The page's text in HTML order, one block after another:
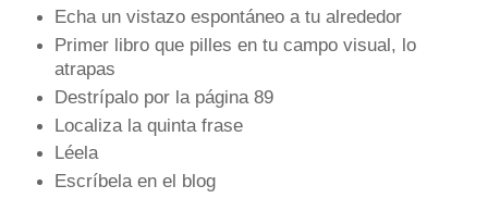
Echa un vistazo espontáneo a tu alrededor
Primer libro que pilles en tu campo visual, lo
atrapas
Destrípalo por la página 89
Localiza la quinta frase
Léela
Escríbela en el blog